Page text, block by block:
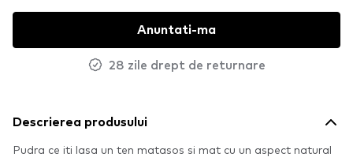
Anuntati-ma
28 zile drept de returnare
Descrierea produsului
Pudra ce iti lasa un ten matasos si mat cu un aspect natural